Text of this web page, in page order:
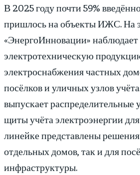
В 2025 году почти 59%
пришлось на объекты ИЖС. На
«ЭнергоИнновации» наблюдает
электротехническую
электроснабжения частных
посёлков и уличных узлов
выпускает распределительные
щиты учёта электроэнергии
линейке представлены
отдельных домов, так и для
инфраструктуры.